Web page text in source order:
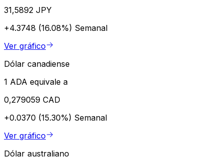
31,5892 JPY
+4.3748 (16.08%) Semanal
Ver gráfico
Dólar canadiense
1 ADA equivale a
0,279059 CAD
+0.0370 (15.30%) Semanal
Ver gráfico
Dólar australiano